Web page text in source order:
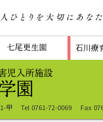
甲 Tel 0761-72-0069 Fax